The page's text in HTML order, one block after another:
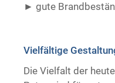
gute
Vielfältige
Die Vielfalt der